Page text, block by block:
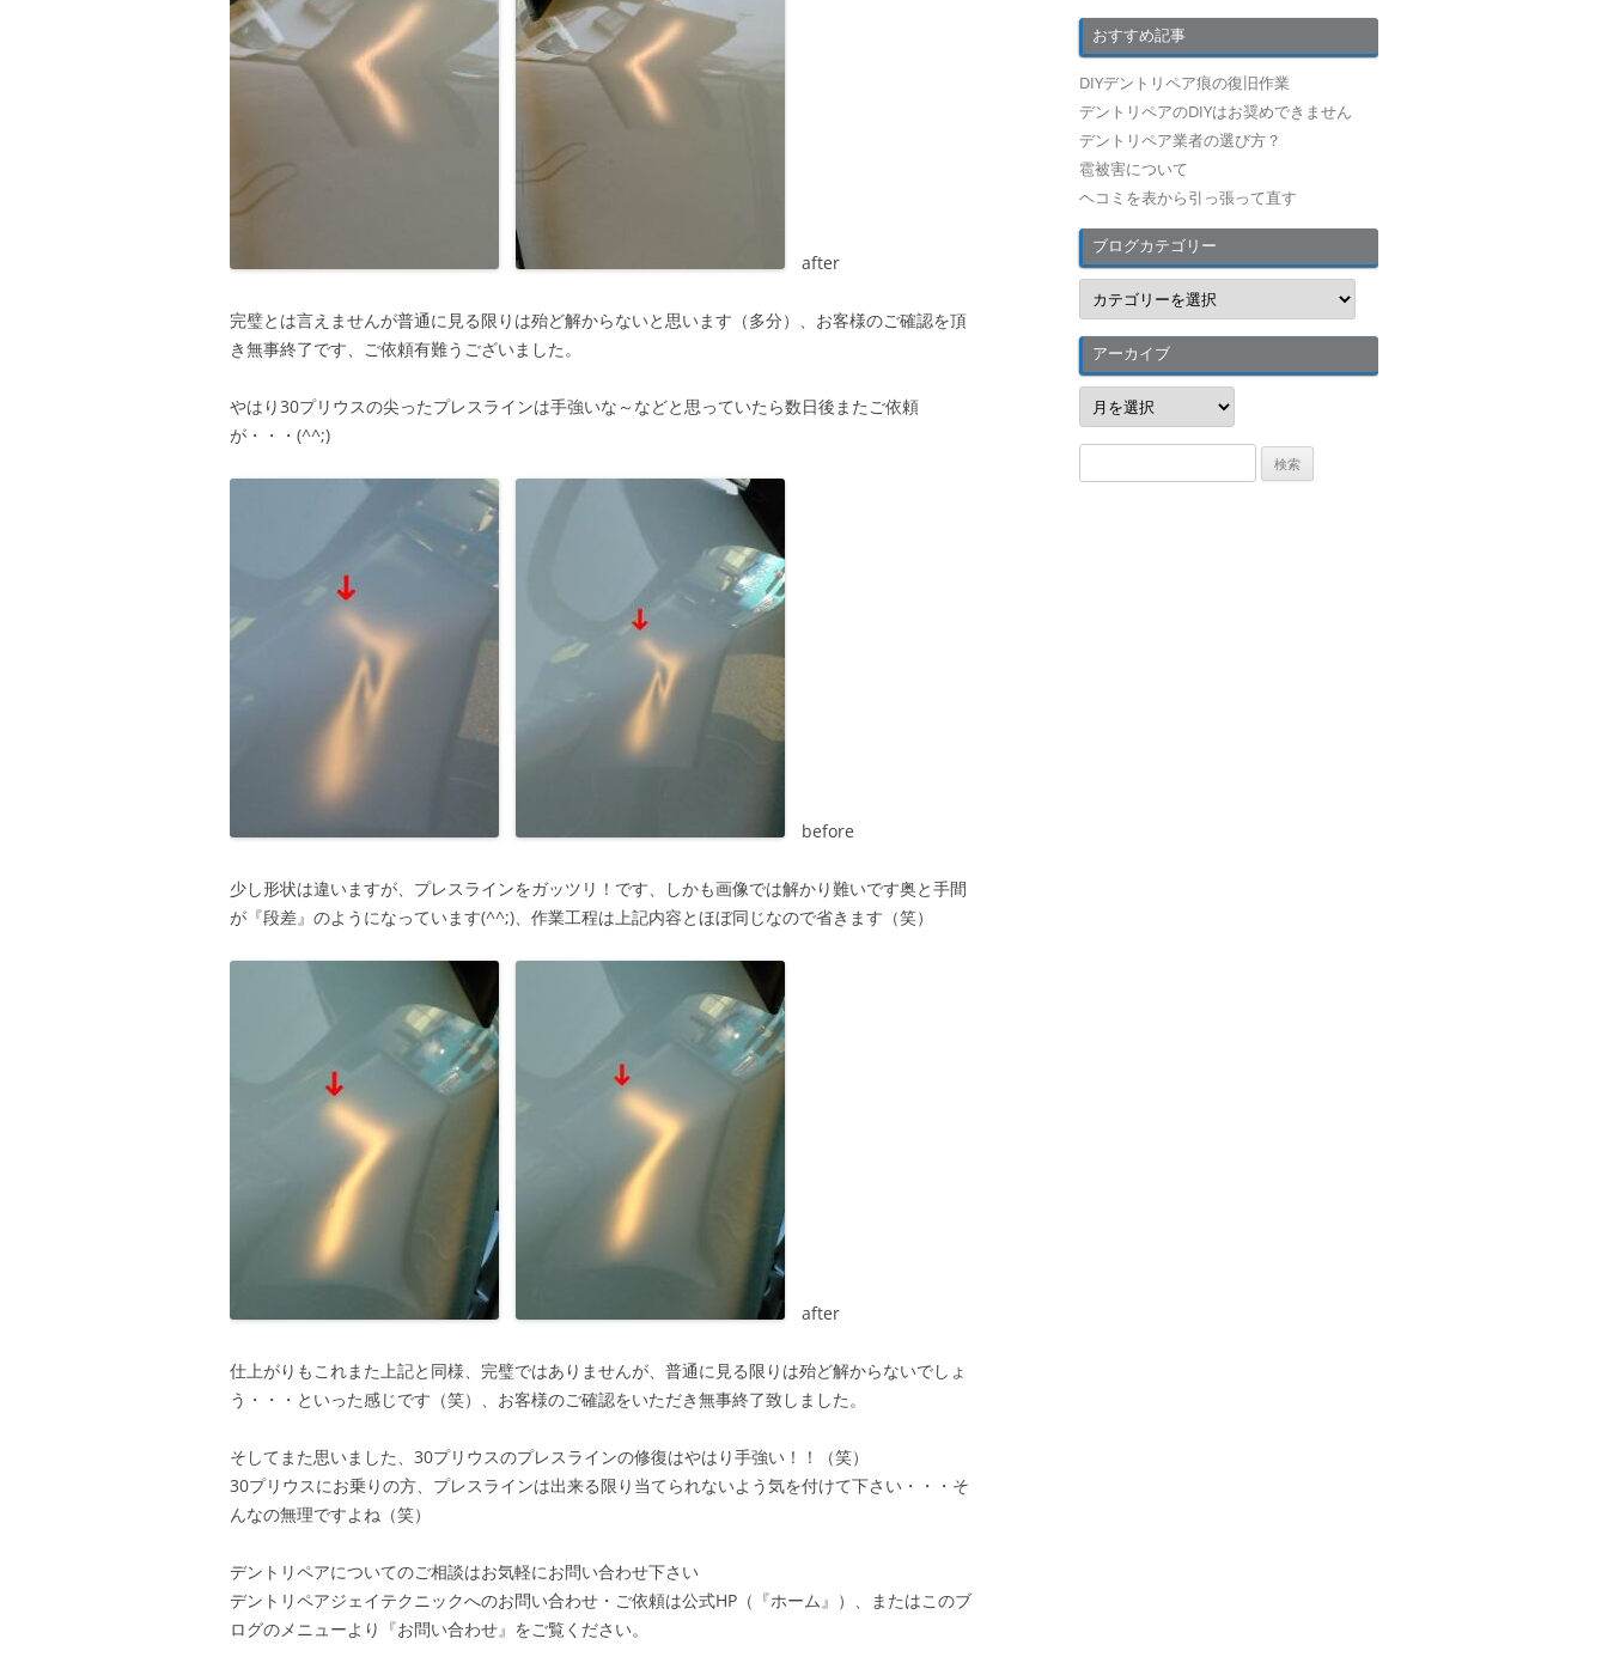
after
完璧とは言えませんが普通に見る限りは殆ど解からないと思います（多分）、お客様のご確認を頂
き無事終了です、ご依頼有難うございました。
やはり30プリウスの尖ったプレスラインは手強いな～などと思っていたら数日後またご依頼
が・・・(^^;)
before
少し形状は違いますが、プレスラインをガッツリ！です、しかも画像では解かり難いです奥と手間
が『段差』のようになっています(^^;)、作業工程は上記内容とほぼ同じなので省きます（笑）
after
仕上がりもこれまた上記と同様、完璧ではありませんが、普通に見る限りは殆ど解からないでしょ
う・・・といった感じです（笑）、お客様のご確認をいただき無事終了致しました。
そしてまた思いました、30プリウスのプレスラインの修復はやはり手強い！！（笑）
30プリウスにお乗りの方、プレスラインは出来る限り当てられないよう気を付けて下さい・・・そ
んなの無理ですよね（笑）
デントリペアについてのご相談はお気軽にお問い合わせ下さい
デントリペアジェイテクニックへのお問い合わせ・ご依頼は公式HP（『ホーム』）、またはこのブ
ログのメニューより『お問い合わせ』をご覧ください。
おすすめ記事
DIYデントリペア痕の復旧作業
デントリペアのDIYはお奨めできません
デントリペア業者の選び方？
雹被害について
ヘコミを表から引っ張って直す
ブログカテゴリー
ブ
ロ
グ
カ
テ
ゴ
リ
アーカイブ
ア
ー
カ
イ
索